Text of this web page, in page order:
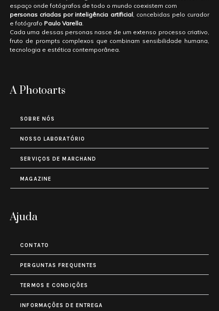
espaço onde fotógrafos de todo o mundo coexistem com
personas criadas por inteligência artificial, concebidas pelo curador
e fotógrafo Paulo Varella
Cada uma dessas personas nasce de um extenso processo criativo,
fruto de prompts complexos que combinam sensibilidade humana,
tecnologia e estética contemporânea.
A Photoarts
SOBRE NÓS
NOSSO LABORATÓRIO
SERVIÇOS DE MARCHAND
MAGAZINE
Ajuda
CONTATO
PERGUNTAS FREQUENTES
TERMOS E CONDIÇÕES
INFORMAÇÕES DE ENTREGA